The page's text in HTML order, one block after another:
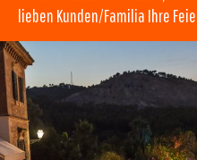
lieben Kunden/Familia Ihre